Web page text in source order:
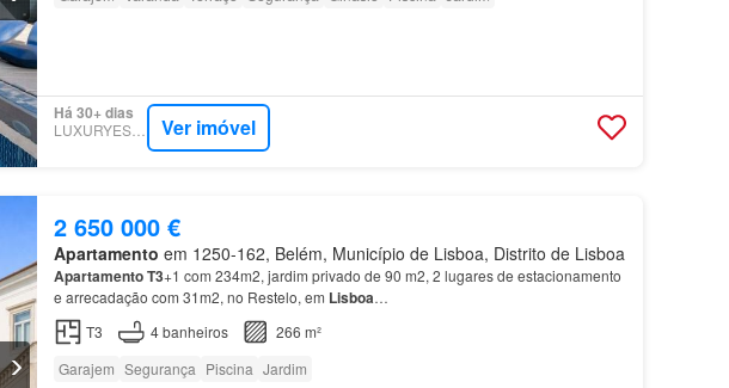
Há 30+ dias
LUXURYESTATE Ver imóvel
2 650 000 €
Apartamento em 1250-162, Belém, Município de Lisboa, Distrito de Lisboa
ApartamentoT3+1 com 234m2, jardim privado de 90 m2, 2 lugares de estacionamento
e arrecadação com 31m2, no Restelo, em Lisboa…
T3
4banheiros
266 m²
Garajem Segurança Piscina Jardim